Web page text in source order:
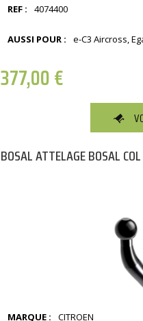
REF :
4074400
AUSSI POUR : e-C3 Aircross,
377,00€
BOSAL ATTELAGE BOSAL
MARQUE :
CITROEN